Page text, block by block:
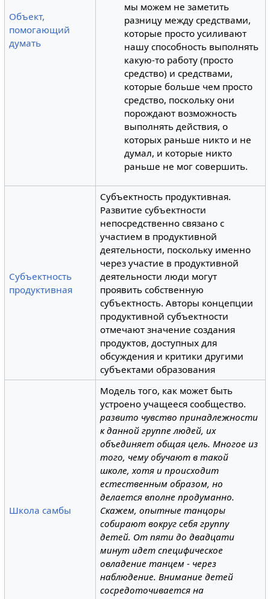
Объект,
помогающий
думать
мы можем не заметить
разницу между средствами,
которые просто усиливают
нашу способность выполнять
какую-то работу (просто
средство) и средствами,
которые больше чем просто
средство, поскольку они
порождают возможность
выполнять действия, о
которых раньше никто и не
думал, и которые никто
раньше не мог совершить.
Субъектность
продуктивная
Субъектность продуктивная.
Развитие субъектности
непосредственно связано с
участием в продуктивной
деятельности, поскольку именно
через участие в продуктивной
деятельности люди могут
проявить собственную
субъектность. Авторы концепции
продуктивной субъектности
отмечают значение создания
продуктов, доступных для
обсуждения и критики другими
субъектами образования
Школа самбы
Модель того, как может быть
устроено учащееся сообщество.
развито чувство принадлежности
к данной группе людей, их
объединяет общая цель. Многое из
того, чему обучают в такой
школе, хотя и происходит
естественным образом, но
делается вполне продуманно.
Скажем, опытные танцоры
собирают вокруг себя группу
детей. От пяти до двадцати
минут идет специфическое
овладение танцем - через
наблюдение. Внимание детей
сосредоточивается на